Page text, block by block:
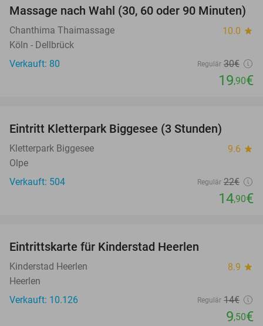
34%
Massage nach Wahl (30, 60 oder 90 Minuten)
Chanthima Thaimassage 10.0 star
Köln - Dellbrück
Verkauft: 80
Regulär 30€
19,90€
Eintritt Kletterpark Biggesee (3 Stunden)
Kletterpark Biggesee 9.6 star
Olpe
Verkauft: 504
Regulär 22€
14,90€
Eintrittskarte für Kinderstad Heerlen
Kinderstad Heerlen 8.9 star
Heerlen
Verkauft: 10.126
Regulär 14€
9,50€